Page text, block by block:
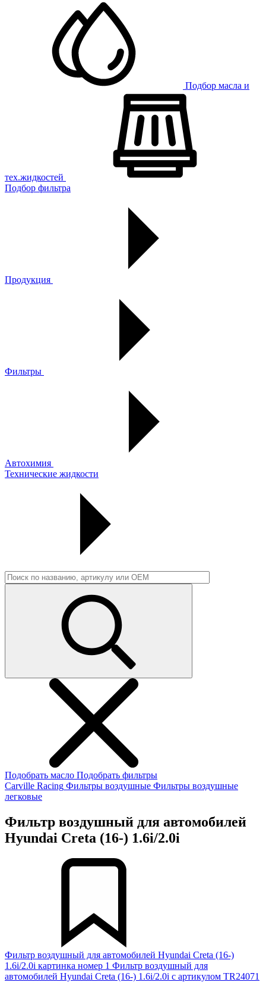
Подбор масла и
тех.жидкостей
Подбор фильтра
Продукция
Фильтры
Автохимия
Технические жидкости
Подобрать масло Подобрать фильтры
Carville Racing Фильтры воздушные Фильтры воздушные
легковые
Фильтр воздушный для автомобилей
Hyundai Creta (16-) 1.6i/2.0i
Фильтр воздушный для автомобилей Hyundai Creta (16-)
1.6i/2.0i картинка номер 1 Фильтр воздушный для
автомобилей Hyundai Creta (16-) 1.6i/2.0i с артикулом TR24071